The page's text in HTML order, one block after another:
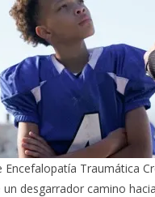
Encefalopatía Traumática
desgarrador camino